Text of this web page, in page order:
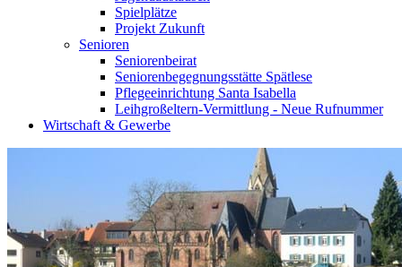
Spielplätze
Projekt Zukunft
Senioren
Seniorenbeirat
Seniorenbegegnungsstätte Spätlese
Pflegeeinrichtung Santa Isabella
Leihgroßeltern-Vermittlung - Neue Rufnummer
Wirtschaft & Gewerbe